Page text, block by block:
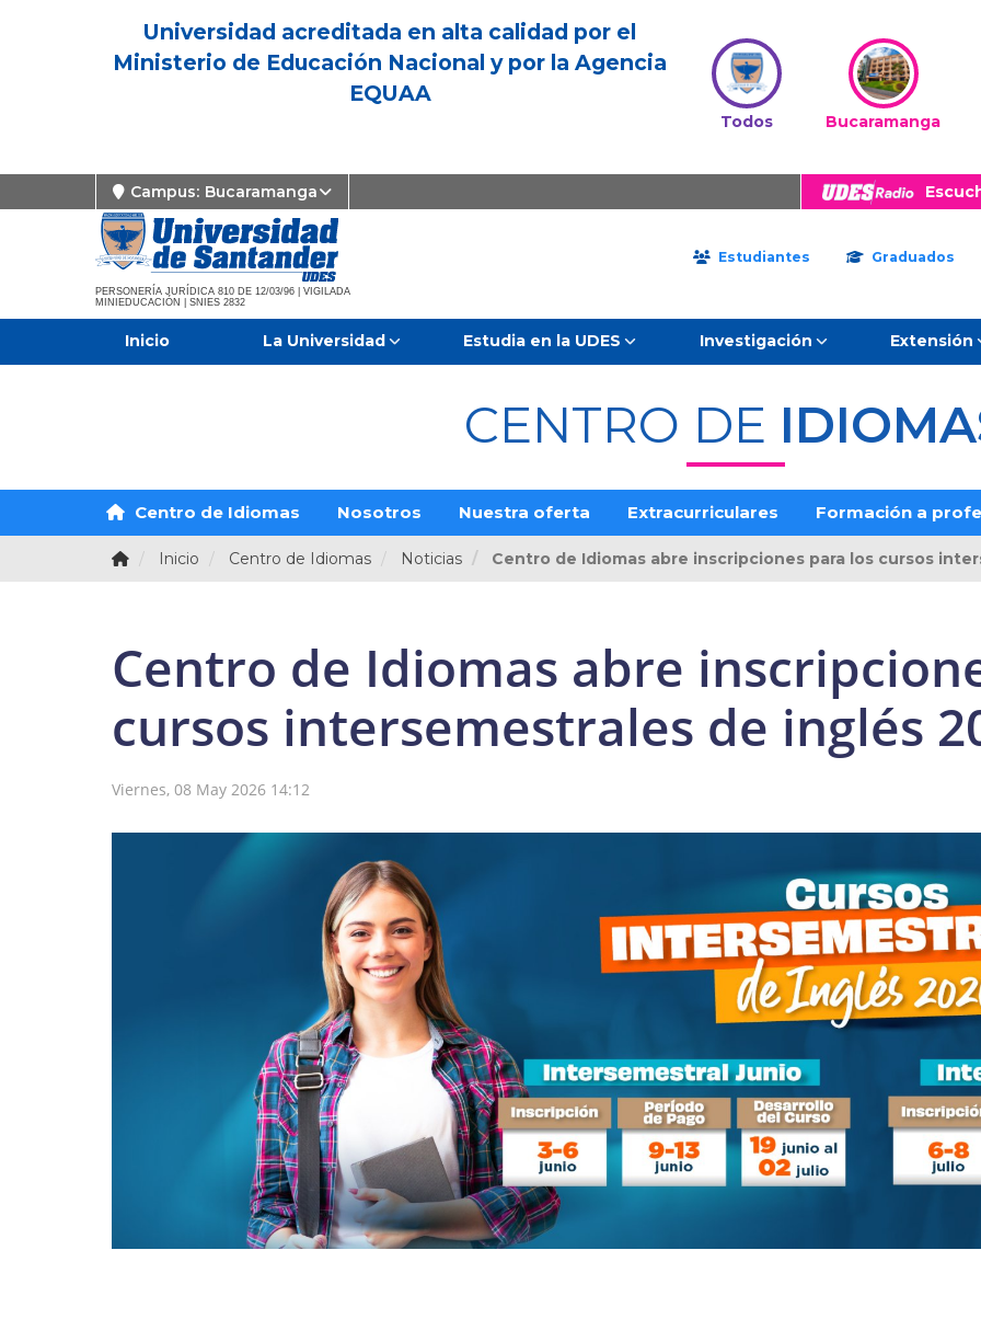
Universidad acreditada en alta calidad por el
Ministerio de Educación Nacional y por la Agencia
EQUAA
Todos Bucaramanga
Campus: Bucaramanga
PERSONERÍA JURÍDICA 810 DE 12/03/96 | VIGILADA
MINIEDUCACIÓN | SNIES 2832
Estudiantes Graduados
Inicio La Universidad Estudia en la UDES Investigación Extensión
CENTRO DE
Centro de Idiomas Nosotros Nuestra oferta Extracurriculares Formación a
Inicio Centro de Idiomas Noticias Centro de Idiomas abre inscripciones para los cursos
Centro de Idiomas abre
cursos intersemestrales de inglés
Viernes, 08 May 2026 14:12